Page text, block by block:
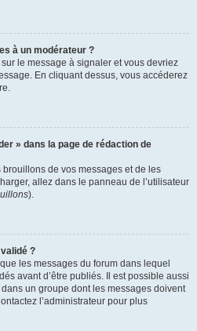
à un modérateur ?
le message à signaler et vous devriez
En cliquant dessus, vous accéderez
» dans la page de rédaction de
brouillons de vos messages et de les
allez dans le panneau de l’utilisateur
).
?
les messages du forum dans lequel
avant d’être publiés. Il est possible aussi
un groupe dont les messages doivent
l’administrateur pour plus